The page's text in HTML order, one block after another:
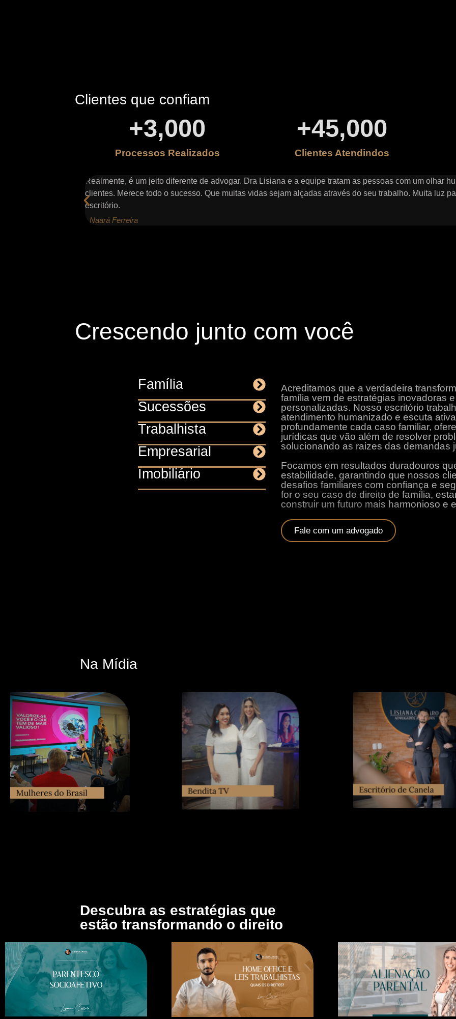
Clientes que confiam
Processos Realizados
+3,000
Clientes Atendindos
+45,000
Realmente, é um jeito diferente de advogar. Dra Lisiana e a equipe tratam as pessoas com um olhar
clientes. Merece todo o sucesso. Que muitas vidas sejam alçadas através do seu trabalho. Muita luz
escritório.
- Naará Ferreira
Crescendo junto com você
Família
Sucessões
Trabalhista
Empresarial
Imobiliário
Acreditamos que a verdadeira
família vem de estratégias inovadoras
personalizadas. Nosso escritório
atendimento humanizado e escuta
profundamente cada caso familiar,
jurídicas que vão além de resolver
solucionando as raizes das demandas
Focamos em resultados duradouros
estabilidade, garantindo que nossos
desafios familiares com confiança e
for o seu caso de direito de família,
construir um futuro mais harmonioso e
Fale com um advogado
Na Mídia
Descubra as estratégias que
estão transformando o direito